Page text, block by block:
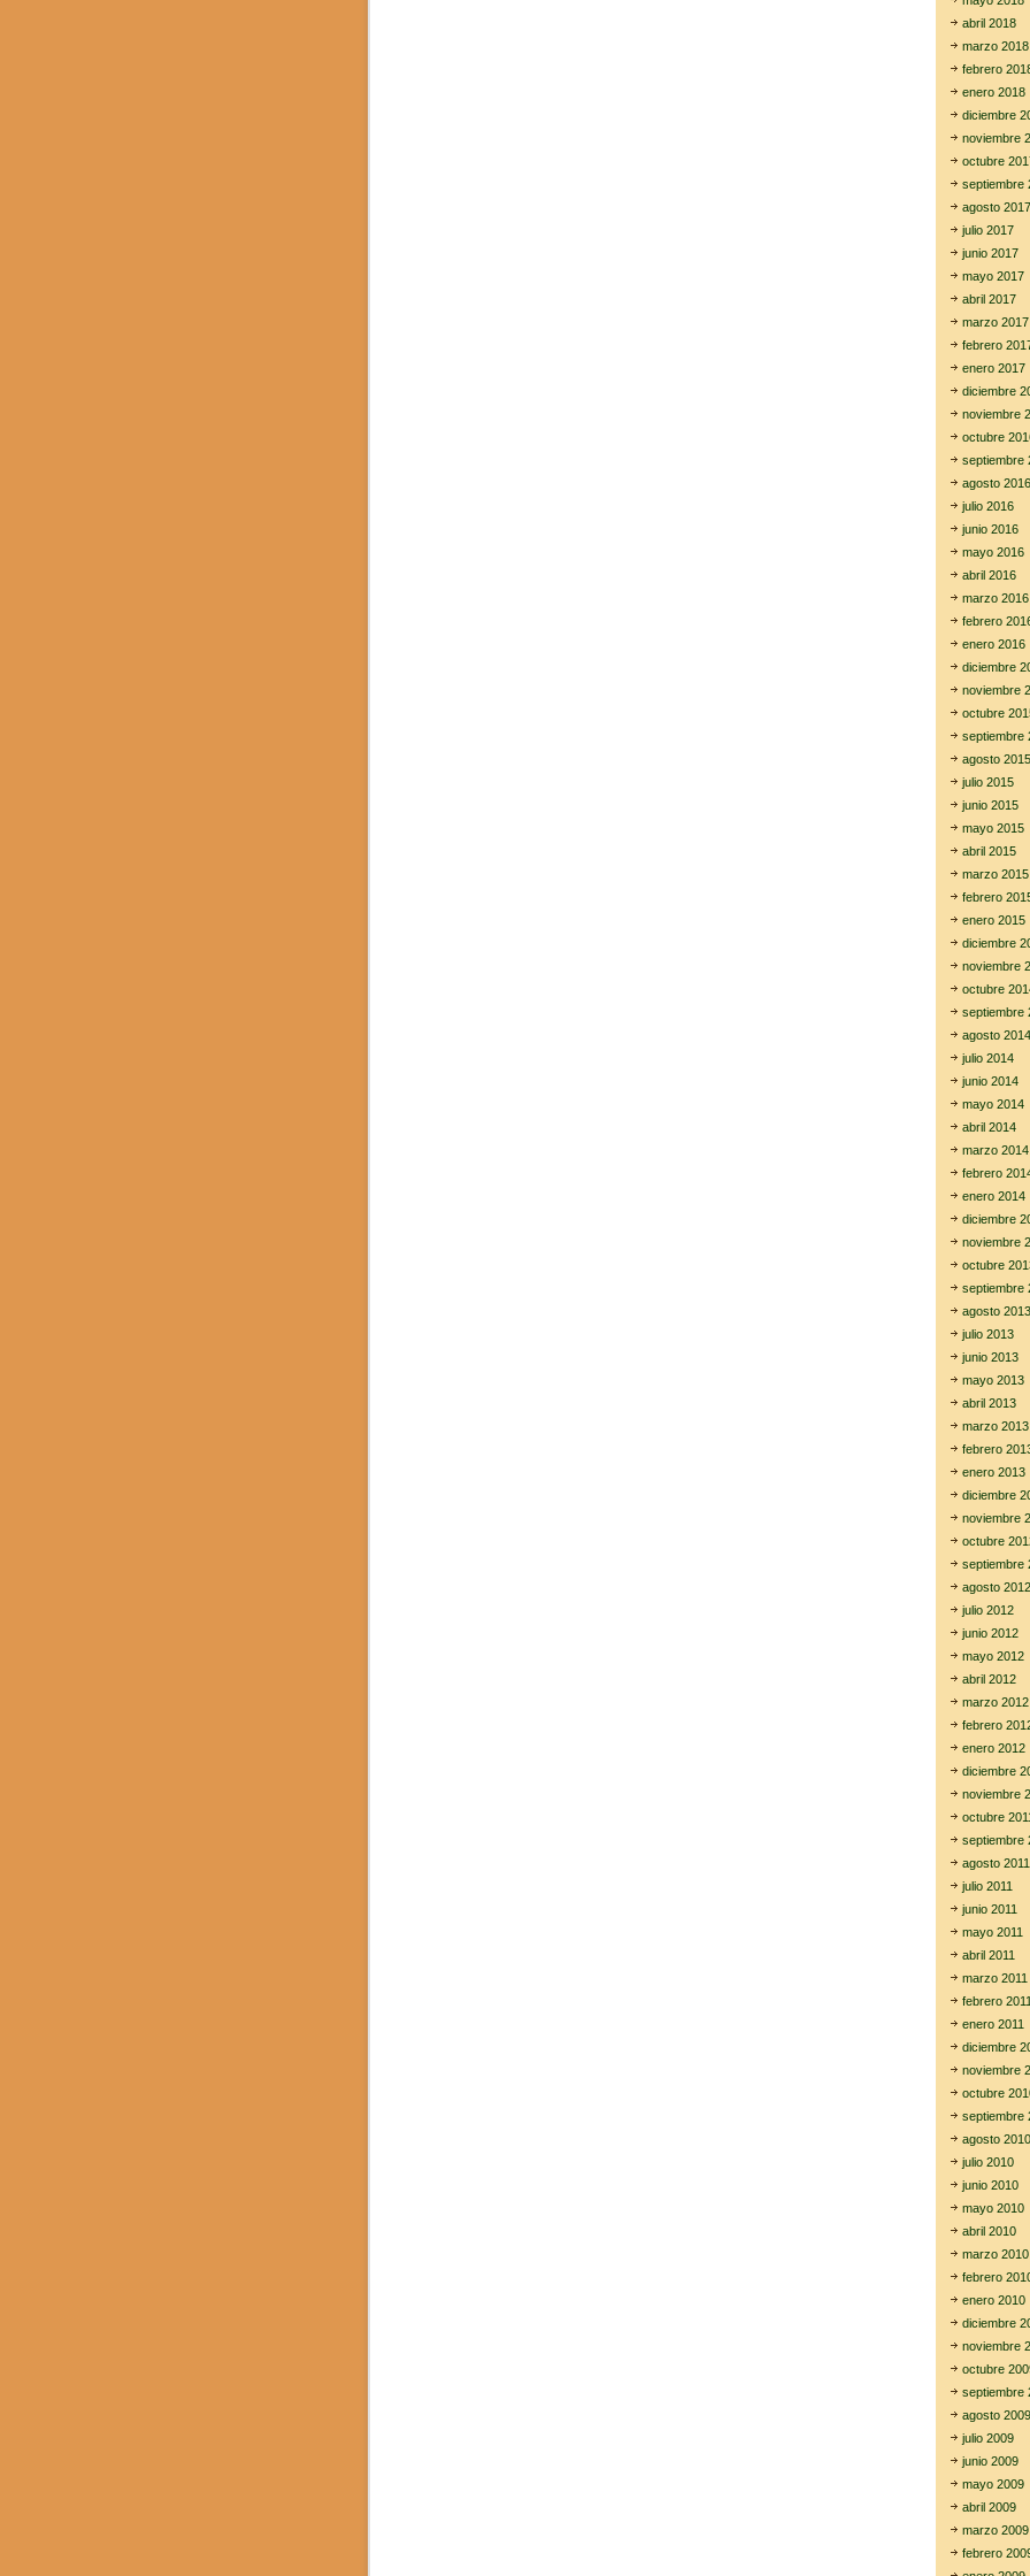
abril 2018
marzo 2018
febrero
enero 2018
diciembre
noviembre
octubre
septiembre
agosto 2017
julio 2017
junio 2017
mayo 2017
abril 2017
marzo 2017
febrero
enero 2017
diciembre
noviembre
octubre
septiembre
agosto 2016
julio 2016
junio 2016
mayo 2016
abril 2016
marzo 2016
febrero
enero 2016
diciembre
noviembre
octubre
septiembre
agosto 2015
julio 2015
junio 2015
mayo 2015
abril 2015
marzo 2015
febrero
enero 2015
diciembre
noviembre
octubre
septiembre
agosto 2014
julio 2014
junio 2014
mayo 2014
abril 2014
marzo 2014
febrero
enero 2014
diciembre
noviembre
octubre
septiembre
agosto 2013
julio 2013
junio 2013
mayo 2013
abril 2013
marzo 2013
febrero
enero 2013
diciembre
noviembre
octubre
septiembre
agosto 2012
julio 2012
junio 2012
mayo 2012
abril 2012
marzo 2012
febrero
enero 2012
diciembre
noviembre
octubre
septiembre
agosto 2011
julio 2011
junio 2011
mayo 2011
abril 2011
marzo 2011
febrero 2011
enero 2011
diciembre
noviembre
octubre
septiembre
agosto 2010
julio 2010
junio 2010
mayo 2010
abril 2010
marzo 2010
febrero
enero 2010
diciembre
noviembre
octubre
septiembre
agosto 2009
julio 2009
junio 2009
mayo 2009
abril 2009
marzo 2009
febrero